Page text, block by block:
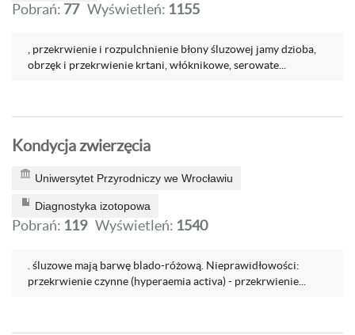
Pobrań: 77 Wyświetleń: 1155
, przekrwienie i rozpulchnienie błony śluzowej jamy dzioba,
obrzęk i przekrwienie krtani, włóknikowe, serowate...
Kondycja zwierzęcia
Uniwersytet Przyrodniczy we Wrocławiu
Diagnostyka izotopowa
Pobrań: 119 Wyświetleń: 1540
. śluzowe mają barwę blado-różową. Nieprawidłowości:
przekrwienie czynne (hyperaemia activa) - przekrwienie...